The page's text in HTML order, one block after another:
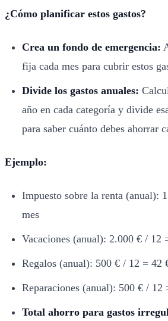
¿Cómo planificar estos gastos?
Crea un fondo de emergencia:
fija cada mes para cubrir estos
Divide los gastos anuales:
año en cada categoría y divide
para saber cuánto debes ahorrar
Ejemplo:
Impuesto sobre la renta (anual):
mes
Vacaciones (anual): 2.000 € / 12
Regalos (anual): 500 € / 12 = 42
Reparaciones (anual): 500 € / 12
Total ahorro para gastos